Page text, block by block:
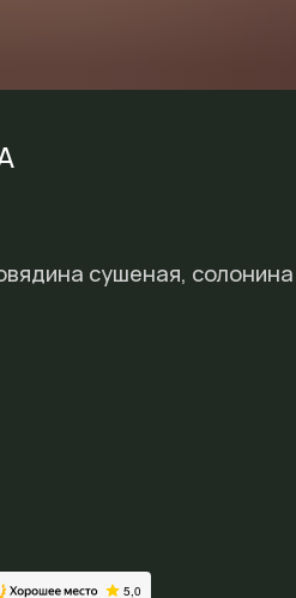
сушеная,